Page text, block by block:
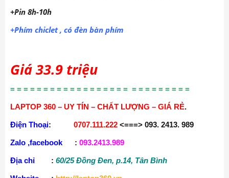
+Pin 8h-10h
+Phím chiclet , có đèn bàn phím
Giá 33.9 triệu
= = = = = = = = = = = = = = = = = = = = = = = = = = =
LAPTOP 360 – UY TÍN – CHẤT LƯỢNG – GIÁ RẺ.
Điện Thoại: 0707.111.222 <===> 093. 2413. 989
Zalo ,facebook : 093.2413.989
Địa chỉ : 60/25 Đồng Đen, p.14, Tân Bình